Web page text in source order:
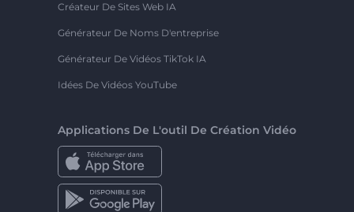
Créateur De Sites Web IA
Générateur De Noms D'entreprise
Générateur De Vidéos TikTok IA
Idées De Vidéos YouTube
Applications De L'outil De Création Vidéo